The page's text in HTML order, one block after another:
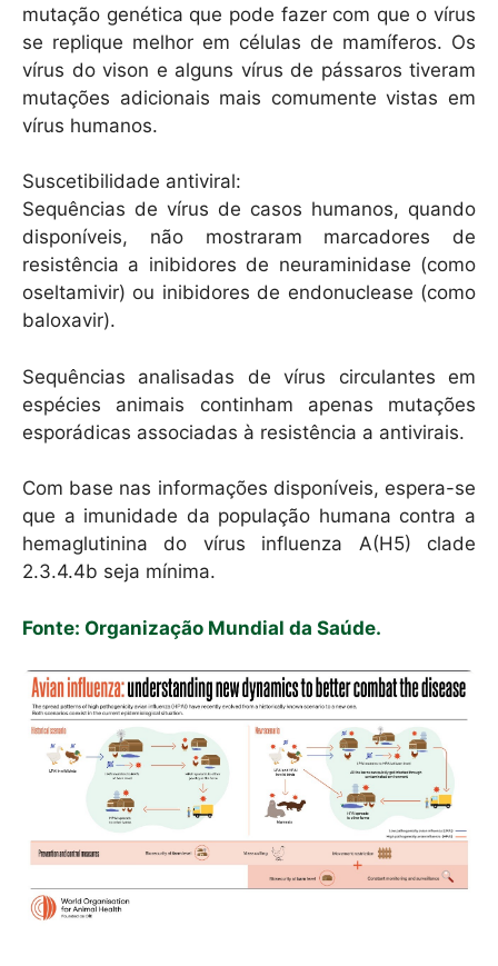
mutação genética que pode fazer com que o vírus
se replique melhor em células de mamíferos. Os
vírus do vison e alguns vírus de pássaros tiveram
mutações adicionais mais comumente vistas em
vírus humanos.
Suscetibilidade antiviral:
Sequências de vírus de casos humanos, quando
disponíveis, não mostraram marcadores de
resistência a inibidores de neuraminidase (como
oseltamivir) ou inibidores de endonuclease (como
baloxavir).
Sequências analisadas de vírus circulantes em
espécies animais continham apenas mutações
esporádicas associadas à resistência a antivirais.
Com base nas informações disponíveis, espera-se
que a imunidade da população humana contra a
hemaglutinina do vírus influenza A(H5) clade
2.3.4.4b seja mínima.
Fonte: Organização Mundial da Saúde.